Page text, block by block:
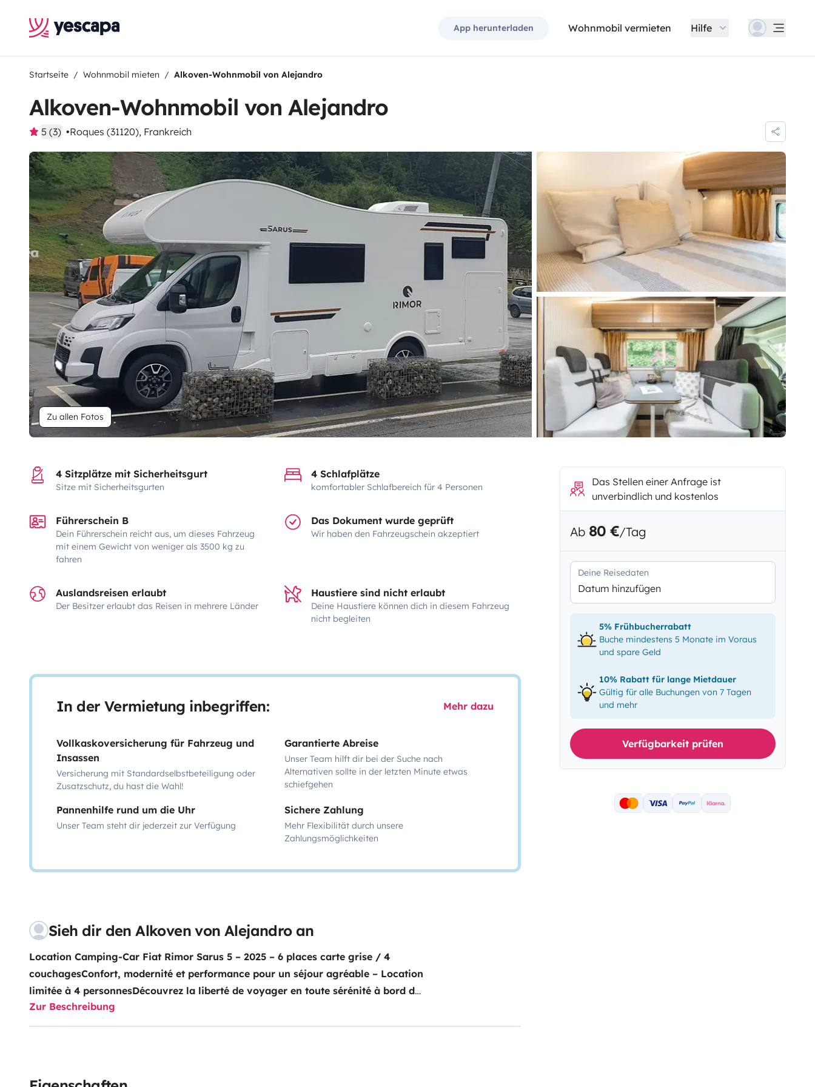
App herunterladen Wohnmobil vermieten Hilfe
Startseite Wohnmobil mieten Alkoven-Wohnmobil von Alejandro
Alkoven-Wohnmobil von Alejandro
5 (3) Roques (31120), Frankreich
Zu allen Fotos
4 Sitzplätze mit Sicherheitsgurt
Sitze mit Sicherheitsgurten
4 Schlafplätze
komfortabler Schlafbereich für 4 Personen
Führerschein B
Dein Führerschein reicht aus, um dieses Fahrzeug
mit einem Gewicht von weniger als 3500 kg zu
fahren
Das Dokument wurde geprüft
Wir haben den Fahrzeugschein akzeptiert
Auslandsreisen erlaubt
Der Besitzer erlaubt das Reisen in mehrere Länder
Haustiere sind nicht erlaubt
Deine Haustiere können dich in diesem Fahrzeug
nicht begleiten
In der Vermietung inbegriffen: Mehr dazu
Vollkaskoversicherung für Fahrzeug und
Insassen
Versicherung mit Standardselbstbeteiligung oder
Zusatzschutz, du hast die Wahl!
Garantierte Abreise
Unser Team hilft dir bei der Suche nach
Alternativen sollte in der letzten Minute etwas
schiefgehen
Pannenhilfe rund um die Uhr
Unser Team steht dir jederzeit zur Verfügung
Sichere Zahlung
Mehr Flexibilität durch unsere
Zahlungsmöglichkeiten
Sieh dir den Alkoven von Alejandro an
Location Camping-Car Fiat Rimor Sarus 5 – 2025 – 6 places carte grise / 4
couchagesConfort, modernité et performance pour un séjour agréable – Location
limitée à 4 personnesDécouvrez la liberté de voyager en toute sérénité à bord de
ce camping-car neuf, alliant espace, confort et équipements complets. Ce Fiat
équipé de la cellule Rimor Sarus 5 convient parfaitement aux familles ou petits
Zur Beschreibung
Das Stellen einer Anfrage ist
unverbindlich und kostenlos
Ab 80 €/Tag
Deine Reisedaten
Datum hinzufügen
5% Frühbucherrabatt
Buche mindestens 5 Monate im Voraus
und spare Geld
10% Rabatt für lange Mietdauer
Gültig für alle Buchungen von 7 Tagen
und mehr
Verfügbarkeit prüfen